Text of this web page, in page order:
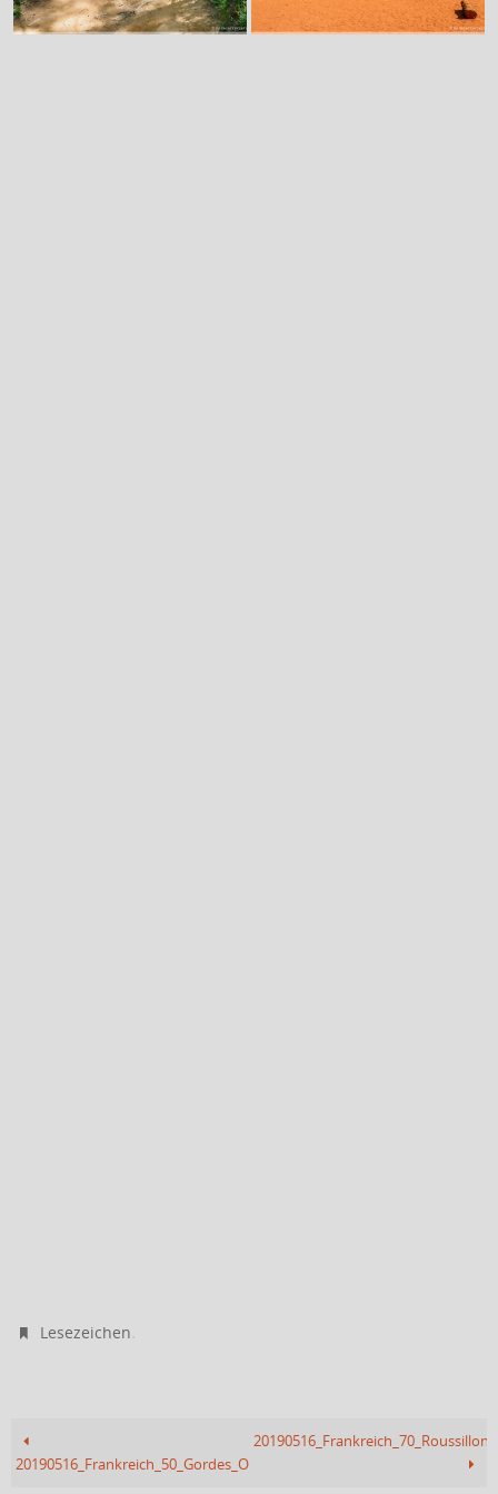
Lesezeichen.
20190516_Frankreich_50_Gordes_Ortsausgang
20190516_Frankreich_70_Roussillon